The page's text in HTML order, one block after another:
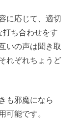
に応じて、適切
打ち合わせをす
いの声は聞き取
れぞれちょうど
も邪魔になら
可能です。